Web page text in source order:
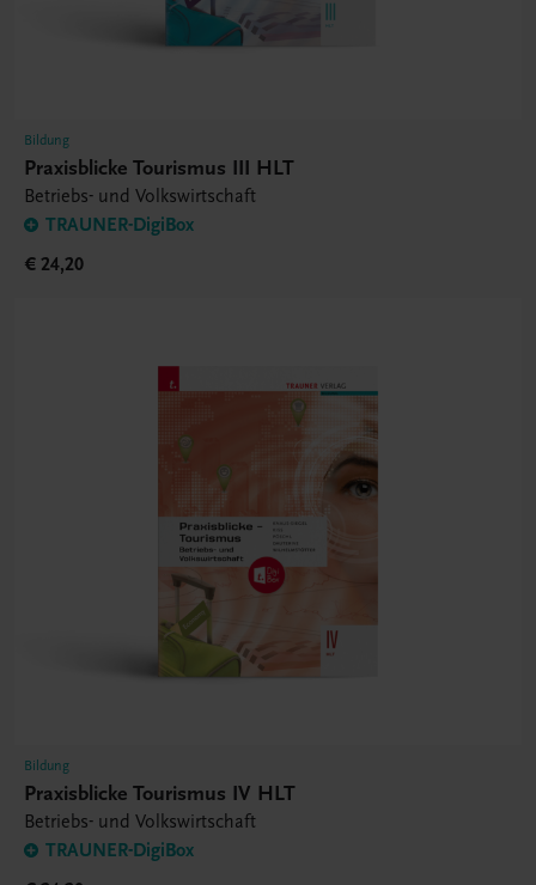
Bildung
Praxisblicke Tourismus III HLT
Betriebs- und Volkswirtschaft
TRAUNER-DigiBox
€ 24,20
Bildung
Praxisblicke Tourismus IV HLT
Betriebs- und Volkswirtschaft
TRAUNER-DigiBox